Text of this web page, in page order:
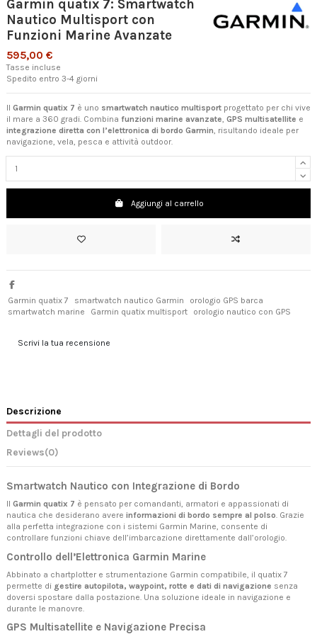
Garmin quatix 7: Smartwatch
Nautico Multisport con
Funzioni Marine Avanzate
595,00 €
Tasse incluse
Spedito entro 3-4 giorni
Il Garmin quatix 7 è uno smartwatch nautico multisport progettato per chi vive
il mare a 360 gradi. Combina funzioni marine avanzate, GPS multisatellite e
integrazione diretta con l’elettronica di bordo Garmin, risultando ideale per
navigazione, vela, pesca e attività outdoor.
Aggiungi al carrello
Garmin quatix 7 smartwatch nautico Garmin
orologio GPS barca
smartwatch marine
Garmin quatix multisport orologio nautico con GPS
Scrivi la tua recensione
Descrizione
Dettagli del prodotto
Reviews(0)
Smartwatch Nautico con Integrazione di Bordo
Il Garmin quatix 7 è pensato per comandanti, armatori e appassionati di
nautica che desiderano avere informazioni di bordo sempre al polso. Grazie
alla perfetta integrazione con i sistemi Garmin Marine, consente di
controllare funzioni chiave dell’imbarcazione direttamente dall’orologio.
Controllo dell’Elettronica Garmin Marine
Abbinato a chartplotter e strumentazione Garmin compatibile, il quatix 7
permette di gestire autopilota, waypoint, rotte e dati di navigazione senza
doversi spostare dalla postazione. Una soluzione ideale in navigazione e
durante le manovre.
GPS Multisatellite e Navigazione Precisa